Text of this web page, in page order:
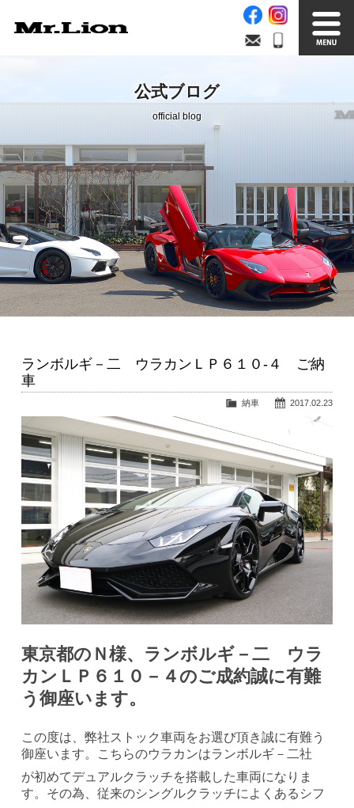
在庫車情報 買取無料査定
Factory
自社工場 サービス案内
Official Blog
公式ブログ
Company info.
会社案内
公式ブログ
official blog
ランボルギ－二 ウラカンＬＰ６１０-４ ご納
車
2017.02.23
納車
東京都のＮ様、ランボルギ－二 ウラ
カンＬＰ６１０－４のご成約誠に有難
う御座います。
この度は、弊社ストック車両をお選び頂き誠に有難う
御座います。こちらのウラカンはランボルギ－二社
が初めてデュアルクラッチを搭載した車両になりま
す。その為、従来のシングルクラッチによくあるシフ